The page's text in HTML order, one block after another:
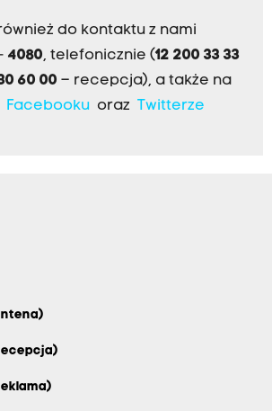
do kontaktu z nami
4080, telefonicznie (12 200 33 33
60 00 – recepcja), a także na
Facebookuoraz Twitterze